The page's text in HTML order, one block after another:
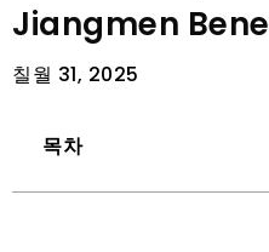
Jiangmen Bene
칠월 31, 2025
목차